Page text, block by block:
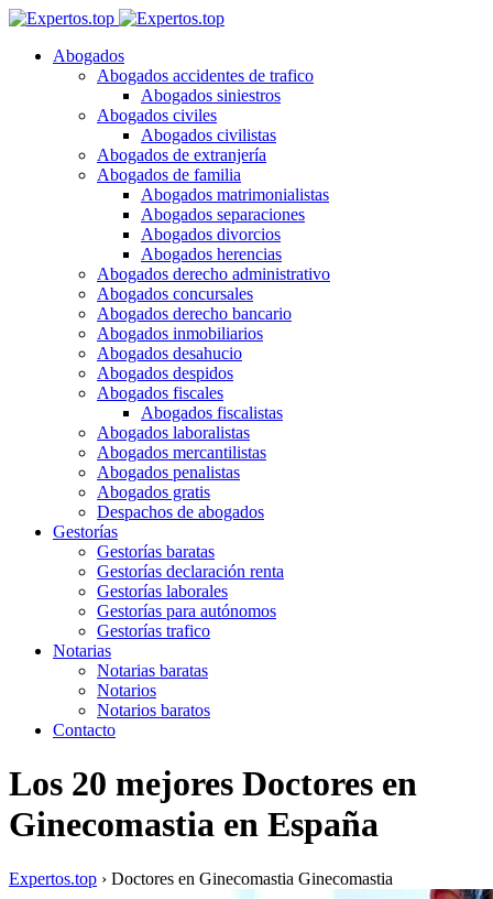
Abogados
Abogados accidentes de trafico
Abogados siniestros
Abogados civiles
Abogados civilistas
Abogados de extranjería
Abogados de familia
Abogados matrimonialistas
Abogados separaciones
Abogados divorcios
Abogados herencias
Abogados derecho administrativo
Abogados concursales
Abogados derecho bancario
Abogados inmobiliarios
Abogados desahucio
Abogados despidos
Abogados fiscales
Abogados fiscalistas
Abogados laboralistas
Abogados mercantilistas
Abogados penalistas
Abogados gratis
Despachos de abogados
Gestorías
Gestorías baratas
Gestorías declaración renta
Gestorías laborales
Gestorías para autónomos
Gestorías trafico
Notarias
Notarias baratas
Notarios
Notarios baratos
Contacto
Los 20 mejores Doctores en
Ginecomastia en España
Expertos.top › Doctores en Ginecomastia Ginecomastia